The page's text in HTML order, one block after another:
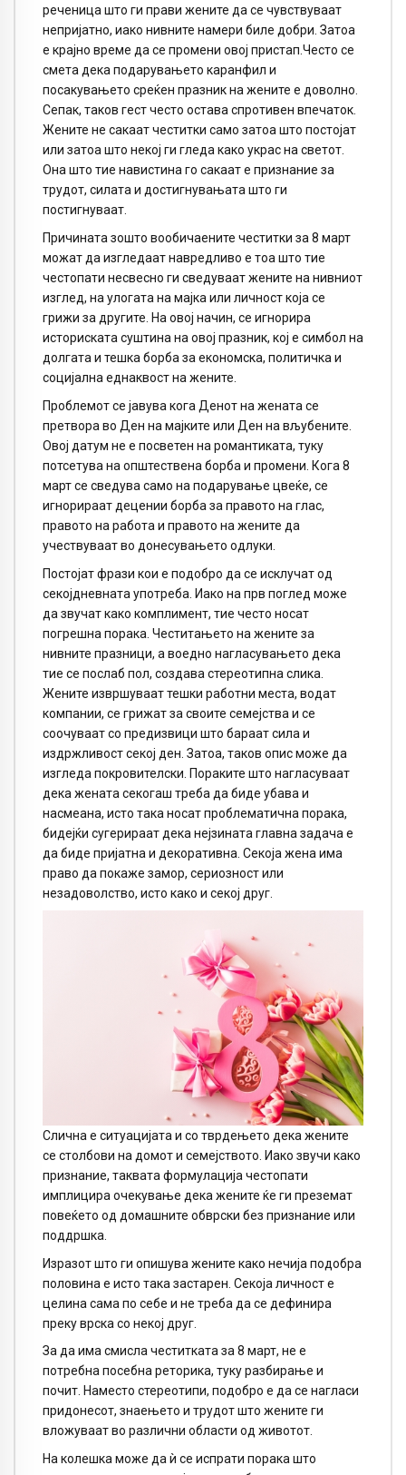
реченица што ги прави жените да се чувствуваат
непријатно, иако нивните намери биле добри. Затоа
е крајно време да се промени овој пристап.Често се
смета дека подарувањето каранфил и
посакувањето среќен празник на жените е доволно.
Сепак, таков гест често остава спротивен впечаток.
Жените не сакаат честитки само затоа што постојат
или затоа што некој ги гледа како украс на светот.
Она што тие навистина го сакаат е признание за
трудот, силата и достигнувањата што ги
постигнуваат.
Причината зошто вообичаените честитки за 8 март
можат да изгледаат навредливо е тоа што тие
честопати несвесно ги сведуваат жените на нивниот
изглед, на улогата на мајка или личност која се
грижи за другите. На овој начин, се игнорира
историската суштина на овој празник, кој е симбол на
долгата и тешка борба за економска, политичка и
социјална еднаквост на жените.
Проблемот се јавува кога Денот на жената се
претвора во Ден на мајките или Ден на вљубените.
Овој датум не е посветен на романтиката, туку
потсетува на општествена борба и промени. Кога 8
март се сведува само на подарување цвеќе, се
игнорираат децении борба за правото на глас,
правото на работа и правото на жените да
учествуваат во донесувањето одлуки.
Постојат фрази кои е подобро да се исклучат од
секојдневната употреба. Иако на прв поглед може
да звучат како комплимент, тие често носат
погрешна порака. Честитањето на жените за
нивните празници, а воедно нагласувањето дека
тие се послаб пол, создава стереотипна слика.
Жените извршуваат тешки работни места, водат
компании, се грижат за своите семејства и се
соочуваат со предизвици што бараат сила и
издржливост секој ден. Затоа, таков опис може да
изгледа покровителски. Пораките што нагласуваат
дека жената секогаш треба да биде убава и
насмеана, исто така носат проблематична порака,
бидејќи сугерираат дека нејзината главна задача е
да биде пријатна и декоративна. Секоја жена има
право да покаже замор, сериозност или
незадоволство, исто како и секој друг.
Слична е ситуацијата и со тврдењето дека жените
се столбови на домот и семејството. Иако звучи како
признание, таквата формулација честопати
имплицира очекување дека жените ќе ги преземат
повеќето од домашните обврски без признание или
поддршка.
Изразот што ги опишува жените како нечија подобра
половина е исто така застарен. Секоја личност е
целина сама по себе и не треба да се дефинира
преку врска со некој друг.
За да има смисла честитката за 8 март, не е
потребна посебна реторика, туку разбирање и
почит. Наместо стереотипи, подобро е да се нагласи
придонесот, знаењето и трудот што жените ги
вложуваат во различни области од животот.
На колешка може да ѝ се испрати порака што